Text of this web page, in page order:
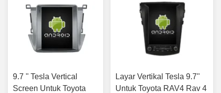
9.7 '' Tesla Vertical
Screen Untuk Toyota
Layar Vertikal Tesla 9.7''
Untuk Toyota RAV4 Rav 4